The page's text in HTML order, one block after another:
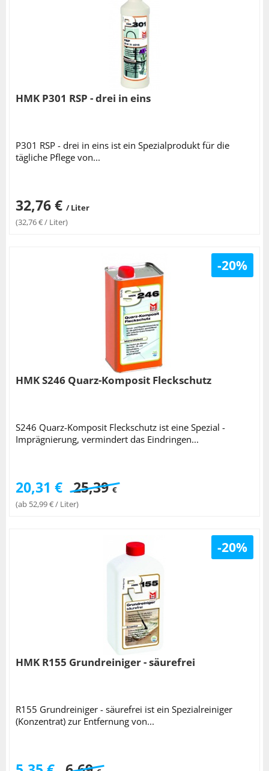
HMK P301 RSP - drei in eins
P301 RSP - drei in eins ist ein Spezialprodukt für die
tägliche Pflege von...
32,76 € / Liter
(32,76 € / Liter)
-20%
HMK S246 Quarz-Komposit Fleckschutz
S246 Quarz-Komposit Fleckschutz ist eine Spezial -
Imprägnierung, vermindert das Eindringen...
20,31 € 25,39€
(ab 52,99 € / Liter)
-20%
HMK R155 Grundreiniger - säurefrei
R155 Grundreiniger - säurefrei ist ein Spezialreiniger
(Konzentrat) zur Entfernung von...